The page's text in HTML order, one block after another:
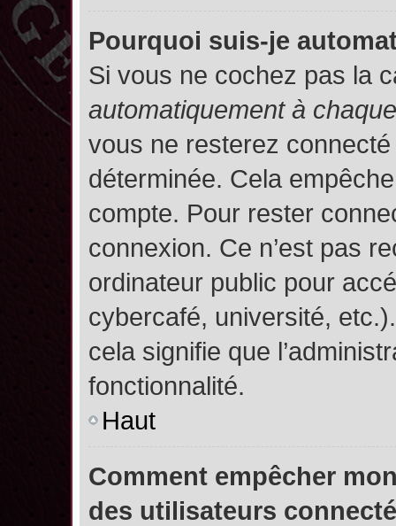
Pourquoi suis-je
Si vous ne cochez pas la
automatiquement à
vous ne resterez
déterminée. Cela
compte. Pour rester
connexion. Ce n’est pas
ordinateur public pour
cybercafé, université,
cela signifie que
fonctionnalité.
Haut
Comment empêcher
des utilisateurs